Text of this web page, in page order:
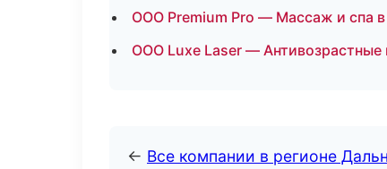
ООО Premium Pro — Массаж и спа
ООО Luxe Laser —
← Все компании в регионе